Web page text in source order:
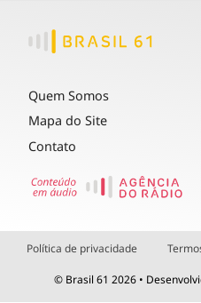
Quem Somos
Mapa do Site
Contato
Política de privacidade
© Brasil 61 2026 •